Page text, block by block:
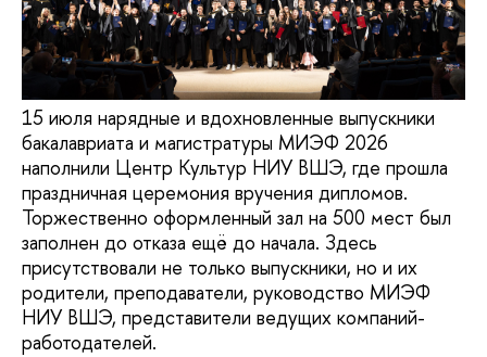
15 июля нарядные и вдохновленные выпускники
бакалавриата и магистратуры МИЭФ 2026
наполнили Центр Культур НИУ ВШЭ, где прошла
праздничная церемония вручения дипломов.
Торжественно оформленный зал на 500 мест был
заполнен до отказа ещё до начала. Здесь
присутствовали не только выпускники, но и их
родители, преподаватели, руководство МИЭФ
НИУ ВШЭ, представители ведущих компаний-
работодателей.